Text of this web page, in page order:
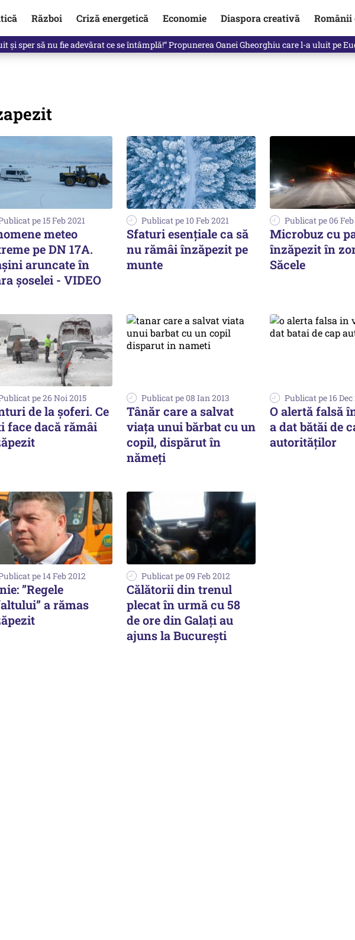
Război Criză energetică Economie Diaspora creativă Românii
întâmplă cu primul buletin electronic, decizia luată astăzi de Guvern pentru toți românii
pe 15 Feb 2021
meteo
pe DN 17A.
aruncate în
şoselei - VIDEO
Publicat pe 10 Feb 2021
Sfaturi esenţiale ca să
nu rămâi înzăpezit pe
munte
Publicat pe 06
Microbuz cu
înzăpezit în
Săcele
pe 26 Noi 2015
de la şoferi. Ce
face dacă rămâi
Publicat pe 08 Ian 2013
Tânăr care a salvat
viața unui bărbat cu un
copil, dispărut în
nămeți
Publicat pe 16 Dec
O alertă falsă
a dat bătăi de
autorităților
pe 14 Feb 2012
”Regele
a rămas
Publicat pe 09 Feb 2012
Călătorii din trenul
plecat în urmă cu 58
de ore din Galați au
ajuns la București